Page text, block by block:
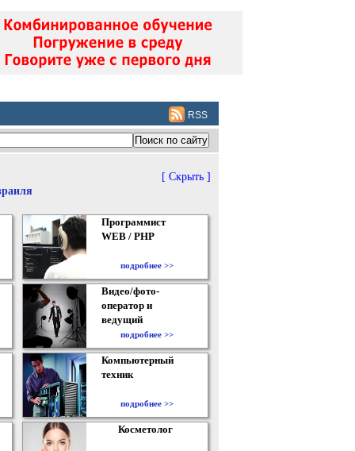
RSS
[ Скрыть ]
Программист
WEB / PHP
подробнее >>
Видео/фото-
оператор и
ведущий
подробнее >>
Компьютерный
техник
подробнее >>
Косметолог